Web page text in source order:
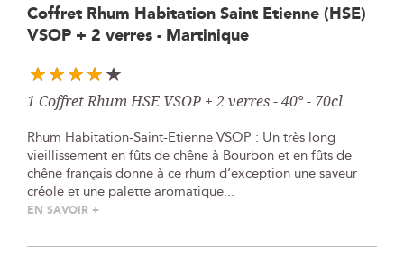
Skip
to
the
beginning
of
the
gallery
Coffret Rhum Habitation Saint Etienne (HSE)
VSOP + 2 verres - Martinique
1 Coffret Rhum HSE VSOP + 2 verres - 40° - 70cl
Rhum Habitation-Saint-Etienne VSOP : Un très long
vieillissement en fûts de chêne à Bourbon et en fûts de
chêne français donne à ce rhum d’exception une saveur
créole et une palette aromatique...
EN SAVOIR +